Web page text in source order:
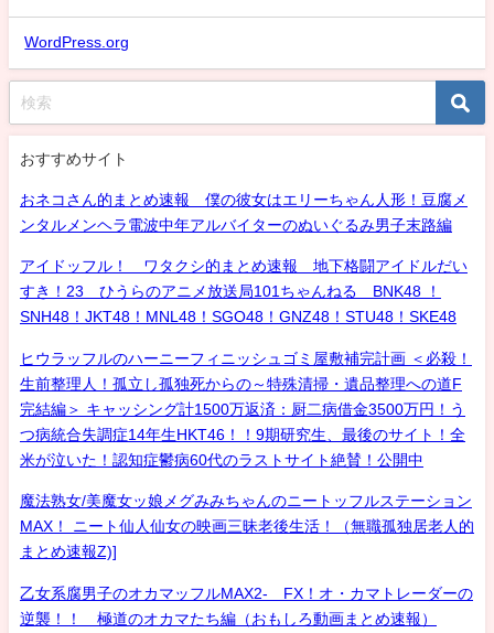
WordPress.org
おすすめサイト
おネコさん的まとめ速報 僕の彼女はエリーちゃん人形！豆腐メ
ンタルメンヘラ電波中年アルバイターのぬいぐるみ男子末路編
アイドッフル！ ワタクシ的まとめ速報 地下格闘アイドルだい
すき！23 ひうらのアニメ放送局101ちゃんねる BNK48 ！
SNH48！JKT48！MNL48！SGO48！GNZ48！STU48！SKE48
ヒウラッフルのハーニーフィニッシュゴミ屋敷補完計画 ＜必殺！
生前整理人！孤立し孤独死からの～特殊清掃・遺品整理への道F
完結編＞ キャッシング計1500万返済：厨二病借金3500万円！う
つ病統合失調症14年生HKT46！！9期研究生、最後のサイト！全
米が泣いた！認知症鬱病60代のラストサイト絶賛！公開中
魔法熟女/美魔女ッ娘メグみみちゃんのニートッフルステーション
MAX！ ニート仙人仙女の映画三昧老後生活！（無職孤独居老人的
まとめ速報Z)]
乙女系腐男子のオカマッフルMAX2- FX！オ・カマトレーダーの
逆襲！！ 極道のオカマたち編（おもしろ動画まとめ速報）